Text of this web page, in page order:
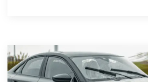
Dongfeng
Ds